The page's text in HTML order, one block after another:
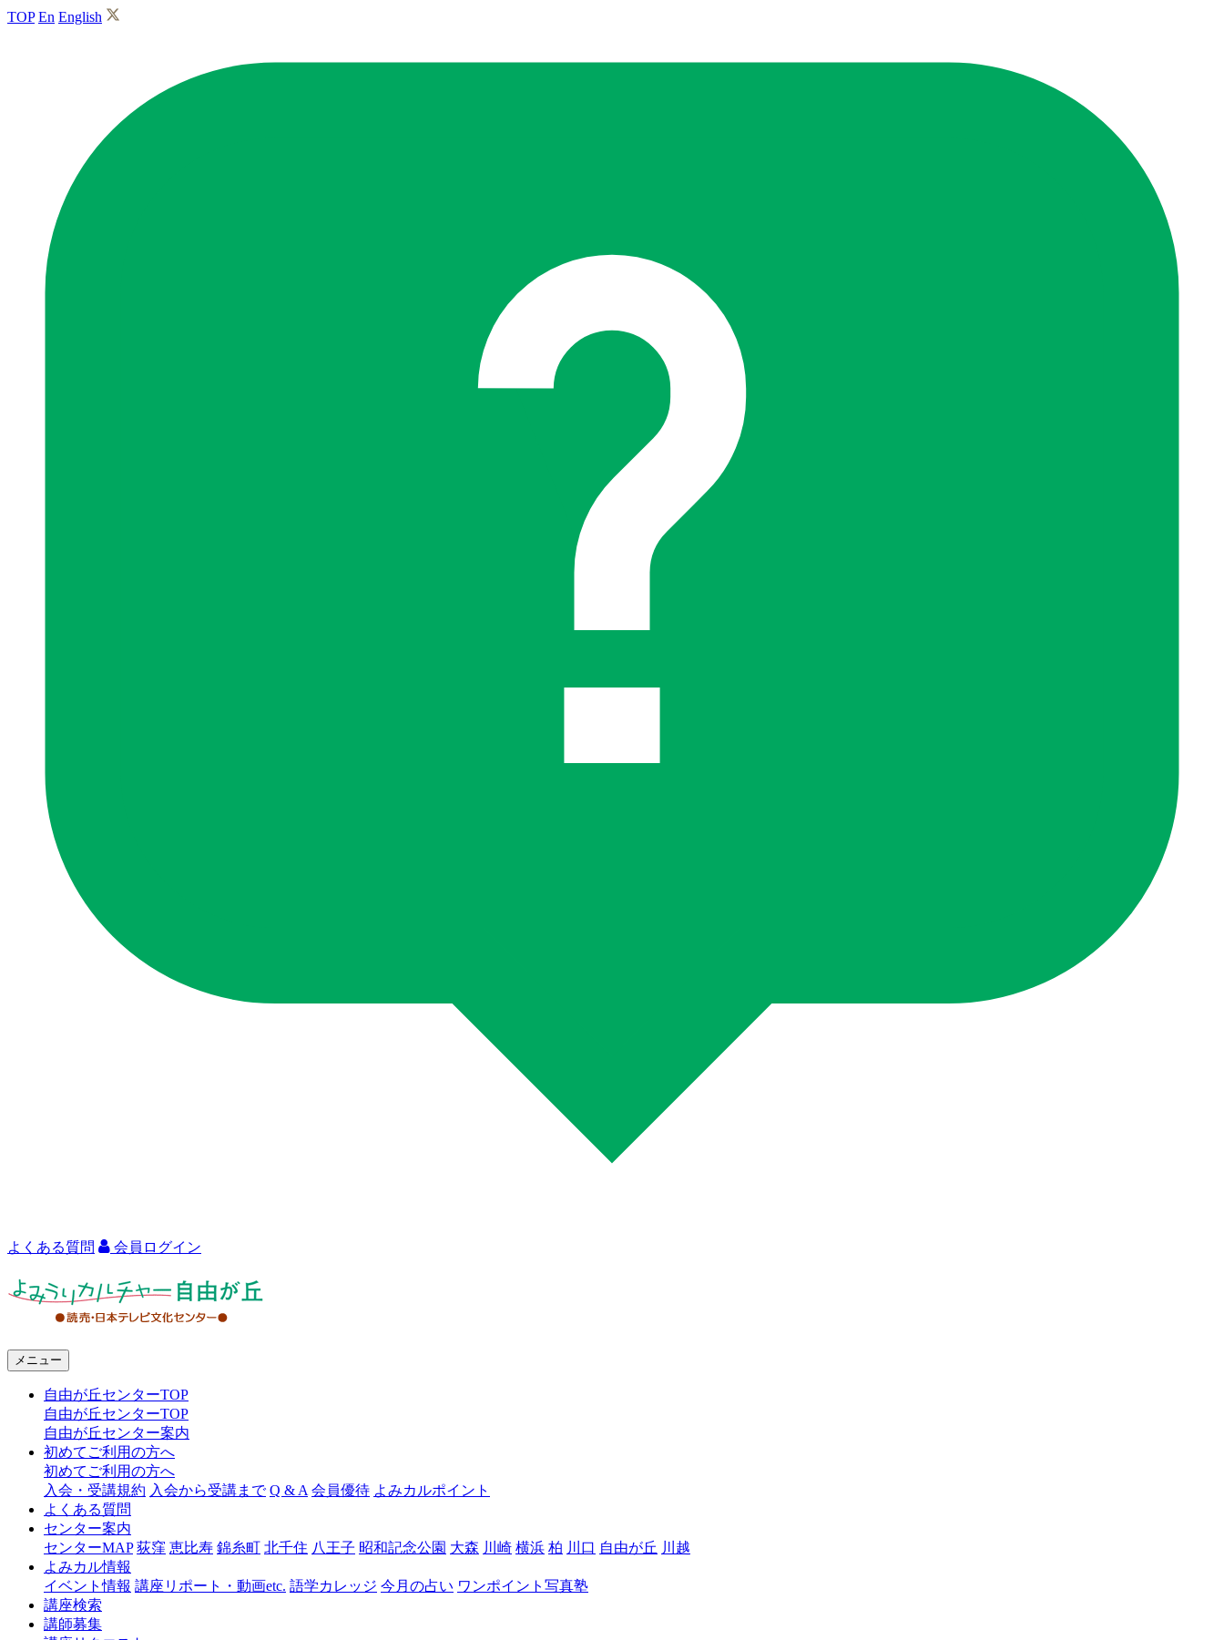
TOP En English
よくある質問 会員ログイン
ャ
自
由
メニュー
自由が丘センターTOP
自由が丘センターTOP
自由が丘センター案内
初めてご利用の方へ
初めてご利用の方へ
入会・受講規約 入会から受講まで Q & A 会員優待 よみカルポイント
よくある質問
センター案内
センターMAP 荻窪 恵比寿 錦糸町 北千住 八王子 昭和記念公園 大森 川崎 横浜 柏 川口 自由が丘 川越
よみカル情報
イベント情報 講座リポート・動画etc. 語学カレッジ 今月の占い ワンポイント写真塾
講座検索
講師募集